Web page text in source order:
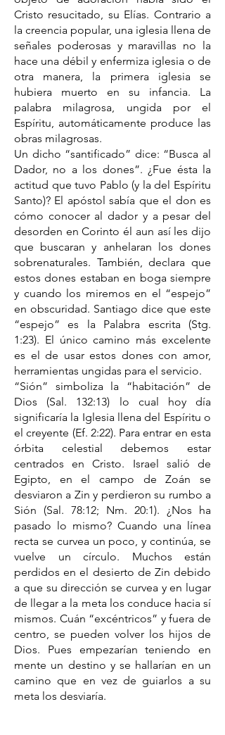
Cristo resucitado, su Elías. Contrario a
la creencia popular, una iglesia llena de
señales poderosas y maravillas no la
hace una débil y enfermiza iglesia o de
otra manera, la primera iglesia se
hubiera muerto en su infancia. La
palabra milagrosa, ungida por el
Espíritu, automáticamente produce las
obras milagrosas.
Un dicho “santificado” dice: “Busca al
Dador, no a los dones”. ¿Fue ésta la
actitud que tuvo Pablo (y la del Espíritu
Santo)? El apóstol sabía que el don es
cómo conocer al dador y a pesar del
desorden en Corinto él aun así les dijo
que buscaran y anhelaran los dones
sobrenaturales. También, declara que
estos dones estaban en boga siempre
y cuando los miremos en el “espejo”
en obscuridad. Santiago dice que este
“espejo” es la Palabra escrita (Stg.
1:23). El único camino más excelente
es el de usar estos dones con amor,
herramientas ungidas para el servicio.
“Sión” simboliza la “habitación” de
Dios (Sal. 132:13) lo cual hoy día
significaría la Iglesia llena del Espíritu o
el creyente (Ef. 2:22). Para entrar en esta
órbita celestial debemos estar
centrados en Cristo. Israel salió de
Egipto, en el campo de Zoán se
desviaron a Zin y perdieron su rumbo a
Sión (Sal. 78:12; Nm. 20:1). ¿Nos ha
pasado lo mismo? Cuando una línea
recta se curvea un poco, y continúa, se
vuelve un círculo. Muchos están
perdidos en el desierto de Zin debido
a que su dirección se curvea y en lugar
de llegar a la meta los conduce hacia sí
mismos. Cuán “excéntricos” y fuera de
centro, se pueden volver los hijos de
Dios. Pues empezarían teniendo en
mente un destino y se hallarían en un
camino que en vez de guiarlos a su
meta los desviaría.